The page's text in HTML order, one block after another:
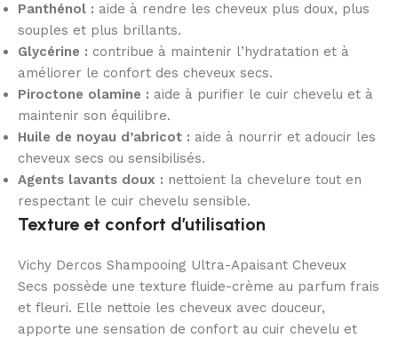
Panthénol : aide à rendre les cheveux plus doux, plus
souples et plus brillants.
Glycérine : contribue à maintenir l’hydratation et à
améliorer le confort des cheveux secs.
Piroctone olamine : aide à purifier le cuir chevelu et à
maintenir son équilibre.
Huile de noyau d’abricot : aide à nourrir et adoucir les
cheveux secs ou sensibilisés.
Agents lavants doux : nettoient la chevelure tout en
respectant le cuir chevelu sensible.
Texture et confort d’utilisation
Vichy Dercos Shampooing Ultra-Apaisant Cheveux
Secs possède une texture fluide-crème au parfum frais
et fleuri. Elle nettoie les cheveux avec douceur,
apporte une sensation de confort au cuir chevelu et